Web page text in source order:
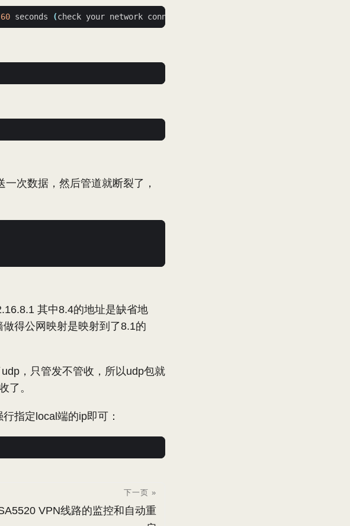
60 seconds (check your network connectivity
次数据，然后管道就断裂了，
其中8.4的地址是缺省地
得公网映射是映射到了8.1的
，只管发不管收，所以udp包就
了。
指定local端的ip即可：
下一页 »
VPN线路的监控和自动重